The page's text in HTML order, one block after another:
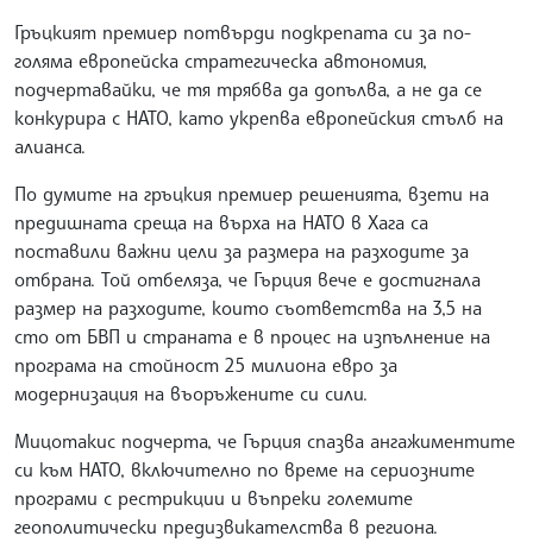
Гръцкият премиер потвърди подкрепата си за по-
голяма европейска стратегическа автономия,
подчертавайки, че тя трябва да допълва, а не да се
конкурира с НАТО, като укрепва европейския стълб на
алианса.
По думите на гръцкия премиер решенията, взети на
предишната среща на върха на НАТО в Хага са
поставили важни цели за размера на разходите за
отбрана. Той отбеляза, че Гърция вече е достигнала
размер на разходите, които съответства на 3,5 на
сто от БВП и страната е в процес на изпълнение на
програма на стойност 25 милиона евро за
модернизация на въоръжените си сили.
Мицотакис подчерта, че Гърция спазва ангажиментите
си към НАТО, включително по време на сериозните
програми с рестрикции и въпреки големите
геополитически предизвикателства в региона.